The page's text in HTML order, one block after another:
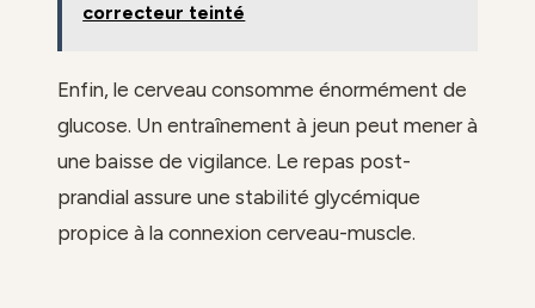
correcteur teinté
Enfin, le cerveau consomme énormément de
glucose. Un entraînement à jeun peut mener à
une baisse de vigilance. Le repas post-
prandial assure une stabilité glycémique
propice à la connexion cerveau-muscle.